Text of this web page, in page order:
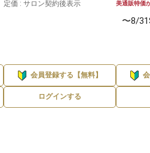
定価 : サロン契約後表示
会員登録する【無料】
ログインする
美通販特価
〜8/